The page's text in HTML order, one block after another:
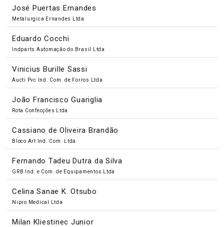
José Puertas Ernandes
Metalurgica Ernandes Ltda
Eduardo Cocchi
Indparts Automação do Brasil Ltda
Vinicius Burille Sassi
Aucti Pvc Ind. Com. de Forros Ltda
João Francisco Guariglia
Rota Confecções Ltda
Cassiano de Oliveira Brandão
Bloco Art Ind. Com. Ltda
Fernando Tadeu Dutra da Silva
GRB Ind. e Com. de Equipamentos Ltda
Celina Sanae K. Otsubo
Nipro Medical Ltda
Milan Kliestinec Junior